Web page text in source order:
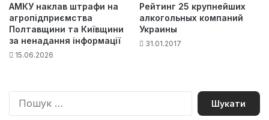
АМКУ наклав штрафи на
агропідприємства
Полтавщини та Київщини
за ненадання інформації
15.06.2026
Рейтинг 25 крупнейших
алкогольных компаний
Украины
31.01.2017
П